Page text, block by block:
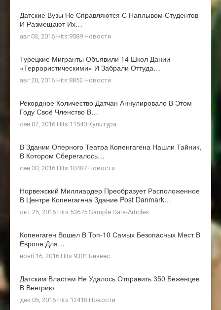
Датские Вузы Не Справляются С Наплывом Студентов
И Размещают Их…
авг 03, 2016 Hits:9589 Новости
Турецкие Мигранты Объявили 14 Школ Дании
«террористическими» И Забрали Оттуда…
авг 20, 2016 Hits:8852 Новости
Рекордное Количество Датчан Аннулировало В Этом
Году Своё Членство В…
сен 07, 2016 Hits:11540 Культура
В Здании Оперного Театра Копенгагена Нашли Тайник,
В Котором Сберегалось…
сен 30, 2016 Hits:10487 Новости
Норвежский Миллиардер Преобразует Расположенное
В Центре Копенгагена Здание Post Danmark…
окт 25, 2016 Hits:53675 Sample Data-Articles
Копенгаген Вошел В Топ-10 Самых Безопасных Мест В
Европе Для…
нояб 16, 2016 Hits:9301 Бизнес
Датским Властям Не Удалось Отправить 350 Беженцев
В Венгрию
дек 05, 2016 Hits:12418 Новости